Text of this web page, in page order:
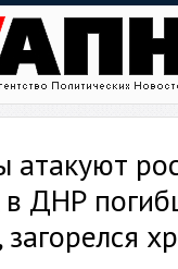
атакуют
в ДНР